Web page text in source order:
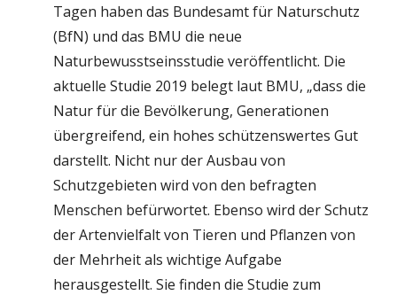
Tagen haben das Bundesamt für Naturschutz
(BfN) und das BMU die neue
Naturbewusstseinsstudie veröffentlicht. Die
aktuelle Studie 2019 belegt laut BMU, „dass die
Natur für die Bevölkerung, Generationen
übergreifend, ein hohes schützenswertes Gut
darstellt. Nicht nur der Ausbau von
Schutzgebieten wird von den befragten
Menschen befürwortet. Ebenso wird der Schutz
der Artenvielfalt von Tieren und Pflanzen von
der Mehrheit als wichtige Aufgabe
herausgestellt. Sie finden die Studie zum